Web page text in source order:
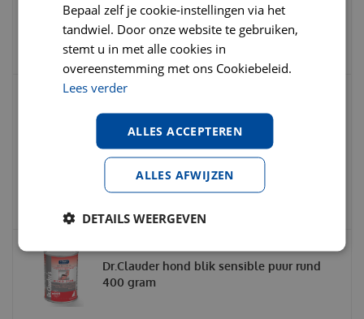
75 € 7,49
Becopets beco bag geurloos 120 stuks
(8x15) Poepzakjes
Dr.Clauder hond blik sensible puur rund
400 gram
Bepaal zelf je cookie-instellingen via het
tandwiel. Door onze website te gebruiken,
stemt u in met alle cookies in
overeenstemming met ons Cookiebeleid.
Lees verder
ALLES ACCEPTEREN
ALLES AFWIJZEN
DETAILS WEERGEVEN